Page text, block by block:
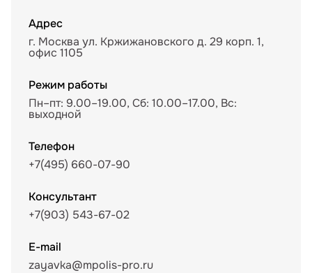
Адрес
г. Москва ул. Кржижановского д. 29 корп. 1,
офис 1105
Режим работы
Пн–пт: 9.00–19.00, Сб: 10.00–17.00, Вс:
выходной
Телефон
+7(495) 660-07-90
Консультант
+7(903) 543-67-02
E-mail
zayavka@mpolis-pro.ru